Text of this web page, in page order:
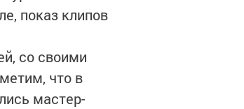
показ клипов
со своими
что в
мастер-